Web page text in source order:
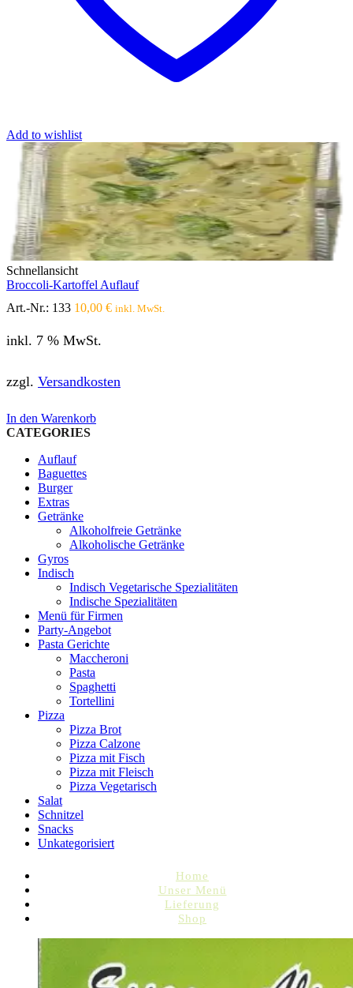
Add to wishlist
Schnellansicht
Broccoli-Kartoffel Auflauf
Art.-Nr.: 133 10,00 € inkl. MwSt.
inkl. 7 % MwSt.
zzgl. Versandkosten
In den Warenkorb
CATEGORIES
Auflauf
Baguettes
Burger
Extras
Getränke
Alkoholfreie Getränke
Alkoholische Getränke
Gyros
Indisch
Indisch Vegetarische Spezialitäten
Indische Spezialitäten
Menü für Firmen
Party-Angebot
Pasta Gerichte
Maccheroni
Pasta
Spaghetti
Tortellini
Pizza
Pizza Brot
Pizza Calzone
Pizza mit Fisch
Pizza mit Fleisch
Pizza Vegetarisch
Salat
Schnitzel
Snacks
Unkategorisiert
Home
Unser Menü
Lieferung
Shop